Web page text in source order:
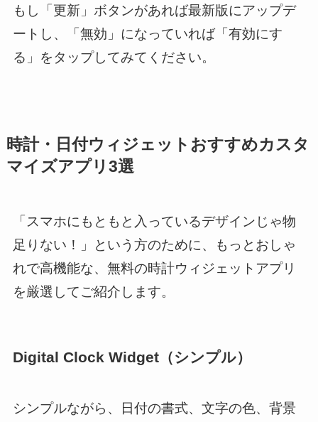
もし「更新」ボタンがあれば最新版にアップデ
ートし、「無効」になっていれば「有効にす
る」をタップしてみてください。
時計・日付ウィジェットおすすめカスタ
マイズアプリ3選
「スマホにもともと入っているデザインじゃ物
足りない！」という方のために、もっとおしゃ
れで高機能な、無料の時計ウィジェットアプリ
を厳選してご紹介します。
Digital Clock Widget（シンプル）
シンプルながら、日付の書式、文字の色、背景